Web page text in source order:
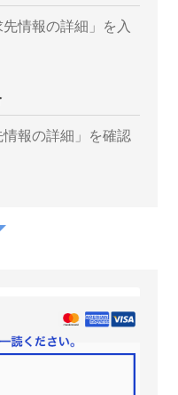
情報の詳細」を入
報の詳細」を確認